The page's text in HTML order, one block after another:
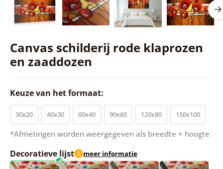
Canvas schilderij rode klaprozen
en zaaddozen
Keuze van het formaat:
30x20 40x30 60x40 90x60 120x80 150x100
*Afmetingen worden weergegeven als breedte × hoogte
Decoratieve lijst i meer informatie